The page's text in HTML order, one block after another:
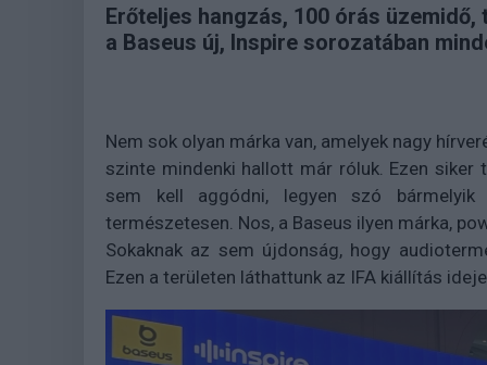
Erőteljes hangzás, 100 órás
a Baseus új, Inspire sorozatában
Nem sok olyan márka van, amelyek nagy
szinte mindenki hallott már róluk. Ezen
sem kell aggódni, legyen szó bármelyik
természetesen. Nos, a Baseus ilyen márka,
Sokaknak az sem újdonság, hogy
Ezen a területen láthattunk az IFA kiállítás